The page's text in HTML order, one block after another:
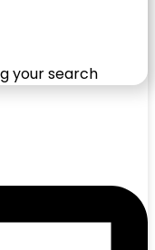
your search